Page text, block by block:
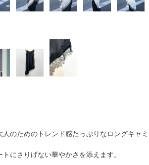
のためのトレンド感たっぷりなロングキャミ
にさりげない華やかさを添えます。